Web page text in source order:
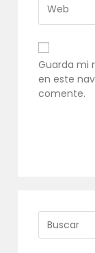
para
comentar
correo
electrónico
para
comentar
URL
de
tu
web
(opcional)
Guarda mi
en este
comente.